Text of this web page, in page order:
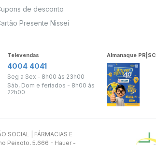
de desconto
Presente Nissei
Televendas
4004 4041
Seg a Sex - 8h00 às 23h00
Sáb, Dom e feriados - 8h00 às
22h00
Almanaque PR|SC
| FÁRMACIAS E
Peixoto, 5.666 - Hauer -